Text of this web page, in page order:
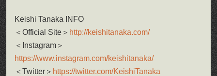
Keishi Tanaka INFO
＜Official Site＞ http://keishitanaka.com/
＜Instagram＞
https://www.instagram.com/keishitanaka/
＜Twitter＞ https://twitter.com/KeishiTanaka